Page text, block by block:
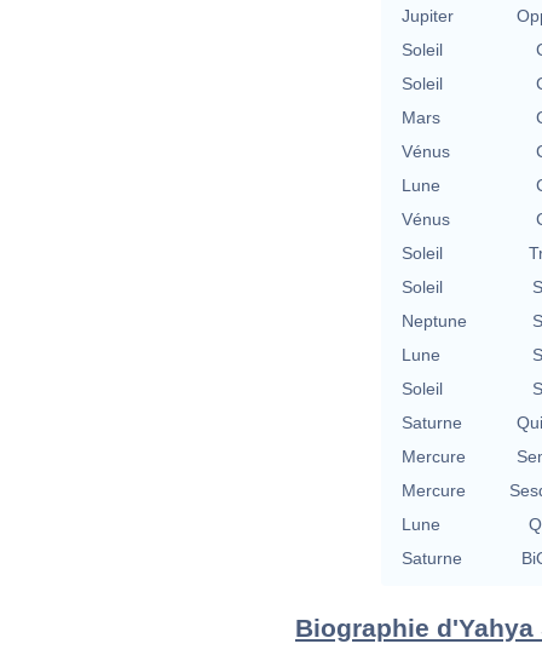
Jupiter
Soleil
Soleil
Mars
Vénus
Lune
Vénus
Soleil
Soleil
Neptune
Lune
Soleil
Saturne
Mercure
Mercure
Lune
Saturne
Biographie